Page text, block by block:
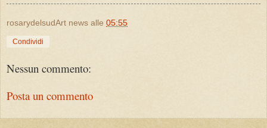
rosarydelsudArt news alle 05:55
Condividi
Nessun commento:
Posta un commento